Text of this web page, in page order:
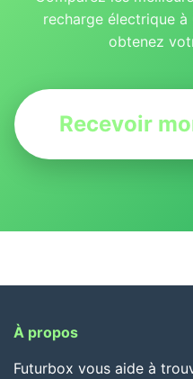
recharge électrique
obtenez
Recevoir
À propos
Futurbox vous aide à